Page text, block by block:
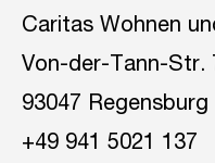
Caritas Wohnen
Von-der-Tann-Str.
93047 Regensburg
+49 941 5021 137